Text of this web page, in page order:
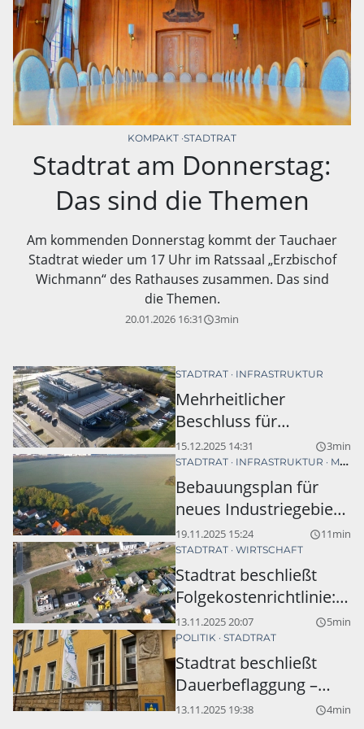
KOMPAKT STADTRAT
Stadtrat am Donnerstag:
Das sind die Themen
Am kommenden Donnerstag kommt der Tauchaer
Stadtrat wieder um 17 Uhr im Ratssaal „Erzbischof
Wichmann“ des Rathauses zusammen. Das sind
die Themen.
20.01.2026 16:31 query_builder3min
STADTRAT INFRASTRUKTUR
Mehrheitlicher
Beschluss für
Abwärmenetz in
Taucha
15.12.2025 14:31 query_builder3min
STADTRAT INFRASTRUKTUR MERKWITZ
Bebauungsplan für
neues Industriegebiet
in Merkwitz: Stadtrat
billigt Entwurf,
Bürgerinitiative bleibt
beim Nein
19.11.2025 15:24 query_builder11min
STADTRAT WIRTSCHAFT
Stadtrat beschließt
Folgekostenrichtlinie:
Investoren müssen
sich an Baukosten für
Kitas und Schulen
beteiligen
13.11.2025 20:07 query_builder5min
POLITIK STADTRAT
Stadtrat beschließt
Dauerbeflaggung –
fraktionsübergreifender
13.11.2025 19:38 query_builder4min